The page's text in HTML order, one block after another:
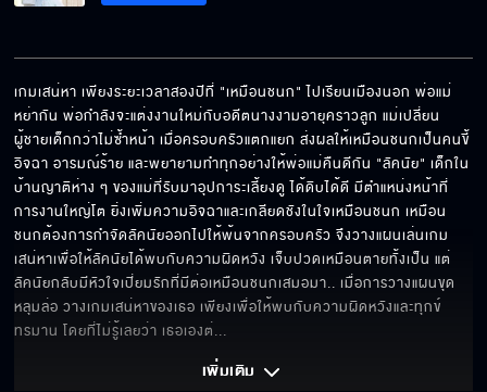
คุณจะไม่บอกจริงๆเหรอ
ฉันจะเป็นทุกอย่างให้เธอเอง
กอดไว้จนกว่าจะเข้มแข็ง
เกมเสน่หา เพียงระยะเวลาสองปีที่ "เหมือนชนก" ไปเรียนเมืองนอก พ่อแม่
หย่ากัน พ่อกำลังจะแต่งงานใหม่กับอดีตนางงามอายุคราวลูก แม่เปลี่ยน
ผู้ชายเด็กกว่าไม่ซ้ำหน้า เมื่อครอบครัวแตกแยก ส่งผลให้เหมือนชนกเป็นคนขี้
อิจฉา อารมณ์ร้าย และพยายามทำทุกอย่างให้พ่อแม่คืนดีกัน "ลัคนัย" เด็กใน
บ้านญาติห่าง ๆ ของแม่ที่รับมาอุปการะเลี้ยงดู ได้ดิบได้ดี มีตำแหน่งหน้าที่
การงานใหญ่โต ยิ่งเพิ่มความอิจฉาและเกลียดชังในใจเหมือนชนก เหมือน
ชนกต้องการกำจัดลัคนัยออกไปให้พ้นจากครอบครัว จึงวางแผนเล่นเกม
เสน่หาเพื่อให้ลัคนัยได้พบกับความผิดหวัง เจ็บปวดเหมือนตายทั้งเป็น แต่
ลัคนัยกลับมีหัวใจเปี่ยมรักที่มีต่อเหมือนชนกเสมอมา.. เมื่อการวางแผนขุด
หลุมล่อ วางเกมเสน่หาของเธอ เพียงเพื่อให้พบกับความผิดหวังและทุกข์
ทรมาน โดยที่ไม่รู้เลยว่า เธอเองต่...
เพิ่มเติม